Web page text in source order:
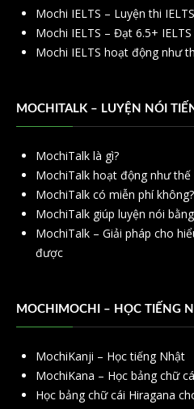
Mochi IELTS – Luyện thi IELTS
Mochi IELTS – Đạt 6.5+
Mochi IELTS hoạt động như
MOCHITALK – LUYỆN NÓI
MochiTalk là gì?
MochiTalk hoạt động như thế
MochiTalk có miễn phí không?
MochiTalk giúp luyện nói
MochiTalk – Giải pháp cho
được
MOCHIMOCHI – HỌC TIẾNG
MochiKanji – Học tiếng Nhật
MochiKana – Học bảng chữ
Học bảng chữ cái Hiragana